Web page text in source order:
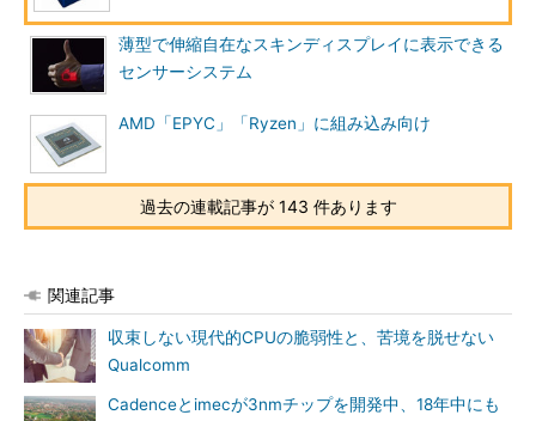
薄型で伸縮自在なスキンディスプレイに表示できる
センサーシステム
AMD「EPYC」「Ryzen」に組み込み向け
過去の連載記事が 143 件あります
関連記事
収束しない現代的CPUの脆弱性と、苦境を脱せない
Qualcomm
Cadenceとimecが3nmチップを開発中、18年中にも